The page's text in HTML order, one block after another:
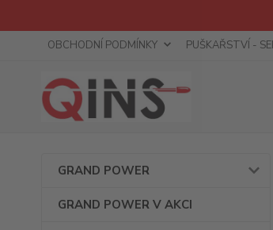
OBCHODNÍ PODMÍNKY PUŠKAŘSTVÍ -
GRAND POWER
GRAND POWER V AKCI